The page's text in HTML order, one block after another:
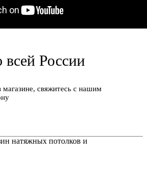
всей России
магазине, свяжитесь с нашим
натяжных потолков и